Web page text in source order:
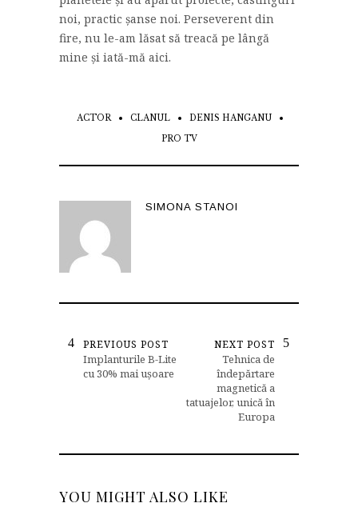
noi, practic șanse noi. Perseverent din
fire, nu le-am lăsat să treacă pe lângă
mine și iată-mă aici.
ACTOR CLANUL
DENIS HANGANU
PRO TV
SIMONA STANOI
PREVIOUS POST
Implanturile B-Lite
cu 30% mai ușoare
NEXT POST
Tehnica de
îndepărtare
magnetică a
tatuajelor, unică în
Europa
YOU MIGHT ALSO LIKE